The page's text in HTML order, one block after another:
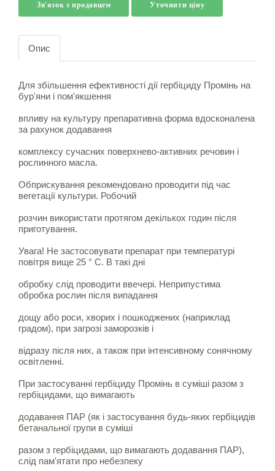
Зв'язок з продавцем Уточнити ціну
Опис
Для збільшення ефективності дії гербіциду Промінь на
бур'яни і пом'якшення
впливу на культуру препаративна форма вдосконалена
за рахунок додавання
комплексу сучасних поверхнево-активних речовин і
рослинного масла.
Обприскування рекомендовано проводити під час
вегетації культури. Робочий
розчин використати протягом декількох годин після
приготування.
Увага! Не застосовувати препарат при температурі
повітря вище 25 ° С. В такі дні
обробку слід проводити ввечері. Неприпустима
обробка рослин після випадання
дощу або роси, хворих і пошкоджених (наприклад
градом), при загрозі заморозків і
відразу після них, а також при інтенсивному сонячному
освітленні.
При застосуванні гербіциду Промінь в суміші разом з
гербіцидами, що вимагають
додавання ПАР (як і застосування будь-яких гербіцидів
бетанальної групи в суміші
разом з гербіцидами, що вимагають додавання ПАР),
слід пам'ятати про небезпеку